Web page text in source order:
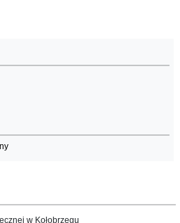
w Kołobrzegu